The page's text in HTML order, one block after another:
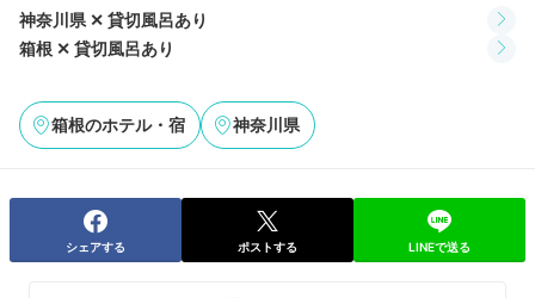
08:00
一日の活力になる
優しい味の和食膳
神奈川県 ✕ 貸切風呂あり
箱根 ✕ 貸切風呂あり
箱根のホテル・宿 神奈川県
シェアする ポストする LINEで送る